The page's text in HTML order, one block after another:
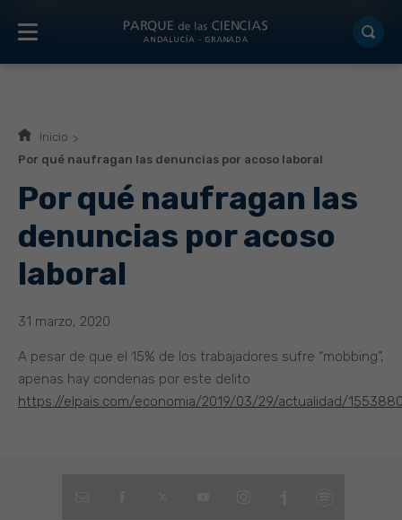
Inicio
Por qué naufragan las denuncias por acoso laboral
Por qué naufragan las
denuncias por acoso
laboral
31 marzo, 2020
A pesar de que el 15% de los trabajadores sufre “mobbing”,
apenas hay condenas por este delito
https://elpais.com/economia/2019/03/29/actualidad/